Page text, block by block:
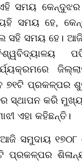
ସମୟ କେନ୍ଦୁଝର
ସମୟ ହେ,
ସହି ସମୟ ହେ।
୭୧ଟି ପ୍ରକଳ୍ପର
ସ୍ଥାପନ କରି
ଏହା କହିଛନ୍ତି।
ସମୁଦାୟ ୧୭୦୮